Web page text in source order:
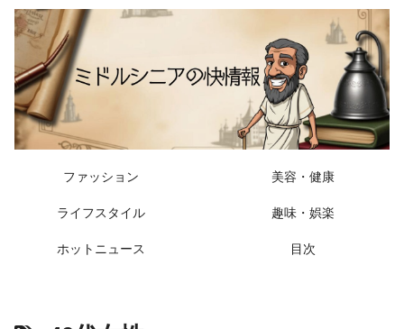
ファッション 美容・健康
ライフスタイル 趣味・娯楽
ホットニュース 目次